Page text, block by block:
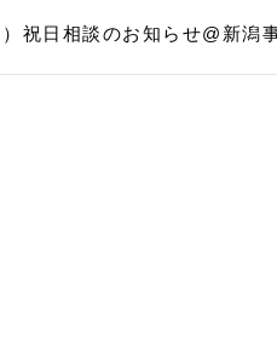
祝日相談のお知らせ@新